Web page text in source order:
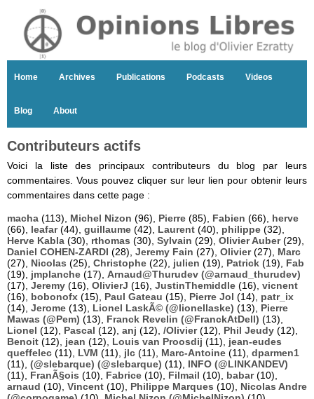
Home Archives Publications Podcasts Videos
Blog About
Contributeurs actifs
Voici la liste des principaux contributeurs du blog par leurs
commentaires. Vous pouvez cliquer sur leur lien pour obtenir leurs
commentaires dans cette page :
macha (113), Michel Nizon (96), Pierre (85), Fabien (66), herve
(66), leafar(44), guillaume (42), Laurent (40), philippe (32),
Herve Kabla (30), rthomas (30), Sylvain (29), Olivier Auber(29),
Daniel COHEN-ZARDI (28), Jeremy Fain (27), Olivier(27), Marc
(27), Nicolas (25), Christophe (22), julien (19), Patrick (19), Fab
(19), jmplanche (17), Arnaud@Thurudev (@arnaud_thurudev)
(17), Jeremy (16), OlivierJ (16), JustinThemiddle (16), vicnent
(16), bobonofx (15), Paul Gateau (15), Pierre Jol (14), patr_ix
(14), Jerome (13), Lionel LaskÃ© (@lionellaske) (13), Pierre
Mawas (@Pem) (13), Franck Revelin (@FranckAtDell) (13),
Lionel (12), Pascal (12), anj (12), /Olivier(12), Phil Jeudy (12),
Benoit (12), jean (12), Louis van Proosdij (11), jean-eudes
queffelec (11), LVM (11), jlc (11), Marc-Antoine (11), dparmen1
(11), (@slebarque) (@slebarque) (11), INFO (@LINKANDEV)
(11), FranÃ§ois (10), Fabrice (10), Filmail (10), babar(10),
arnaud (10), Vincent (10), Philippe Marques (10), Nicolas Andre